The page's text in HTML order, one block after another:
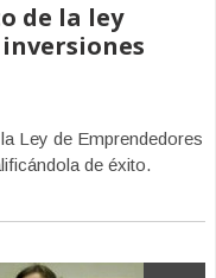
de la ley
Ley de Emprendedores
de éxito.